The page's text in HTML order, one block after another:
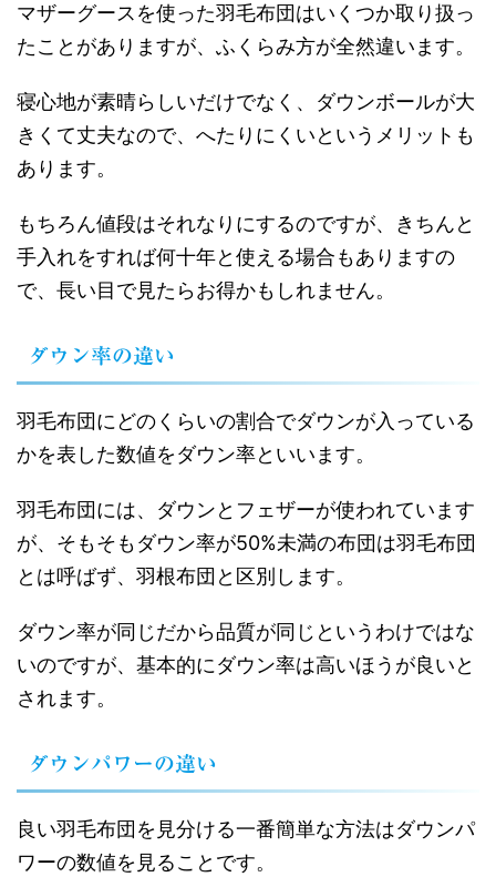
マザーグースを使った羽毛布団はいくつか取り扱っ
たことがありますが、ふくらみ方が全然違います。
寝心地が素晴らしいだけでなく、ダウンボールが大
きくて丈夫なので、へたりにくいというメリットも
あります。
もちろん値段はそれなりにするのですが、きちんと
手入れをすれば何十年と使える場合もありますの
で、長い目で見たらお得かもしれません。
ダウン率の違い
羽毛布団にどのくらいの割合でダウンが入っている
かを表した数値をダウン率といいます。
羽毛布団には、ダウンとフェザーが使われています
が、そもそもダウン率が50%未満の布団は羽毛布団
とは呼ばず、羽根布団と区別します。
ダウン率が同じだから品質が同じというわけではな
いのですが、基本的にダウン率は高いほうが良いと
されます。
ダウンパワーの違い
良い羽毛布団を見分ける一番簡単な方法はダウンパ
ワーの数値を見ることです。